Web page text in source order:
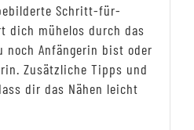
Schritt-für-
dich mühelos durch das
noch Anfängerin bist oder
Zusätzliche Tipps und
dir das Nähen leicht